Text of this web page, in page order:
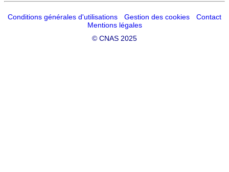
Conditions générales d'utilisations Gestion des cookies
Contact
Mentions légales
© CNAS 2025